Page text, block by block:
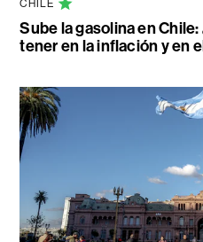
CHILE
Sube la gasolina en
tener en la inflación y en